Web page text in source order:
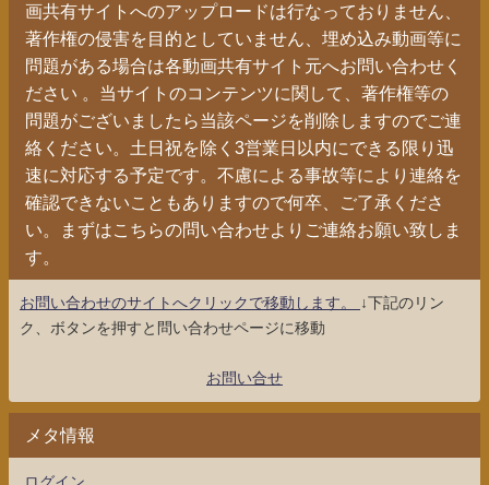
画共有サイトへのアップロードは行なっておりません、
著作権の侵害を目的としていません、埋め込み動画等に
問題がある場合は各動画共有サイト元へお問い合わせく
ださい 。当サイトのコンテンツに関して、著作権等の
問題がございましたら当該ページを削除しますのでご連
絡ください。土日祝を除く3営業日以内にできる限り迅
速に対応する予定です。不慮による事故等により連絡を
確認できないこともありますので何卒、ご了承くださ
い。まずはこちらの問い合わせよりご連絡お願い致しま
す。
お問い合わせのサイトへクリックで移動します。
↓下記のリン
ク、ボタンを押すと問い合わせページに移動
お問い合せ
メタ情報